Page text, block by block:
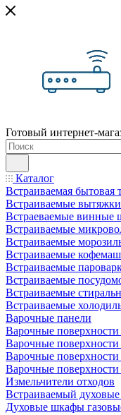
Готовый интернет-
Каталог
Встраиваемая бытовая
Встраиваемые вытяжки
Встраеваемые винные
Встраиваемые
Встраиваемые
Встраиваемые
Встраиваемые
Встраиваемые
Встраиваемые
Встраиваемые
Варочные панели
Варочные поверхности
Варочные поверхности
Варочные
Варочные
Измельчители отходов
Встраиваемый
Духовые шкафы